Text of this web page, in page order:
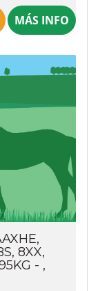
MÁS INFO
8XX,
- ,